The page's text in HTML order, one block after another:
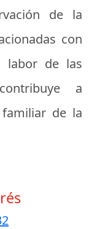
de la
con
labor de las
a
de la